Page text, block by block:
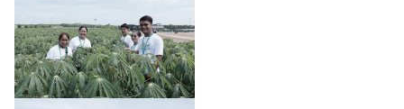
for: